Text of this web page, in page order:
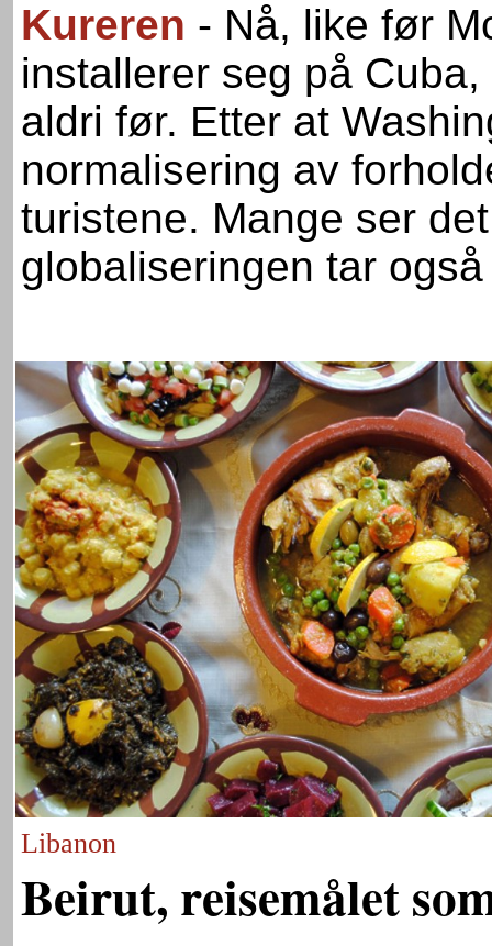
Kureren - Nå, like før
installerer seg på
aldri før. Etter at
normalisering av
turistene. Mange ser
globaliseringen tar
Libanon
Beirut, reisemålet